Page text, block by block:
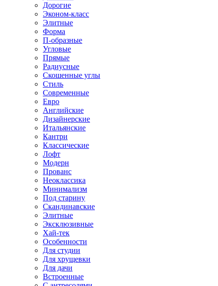
Дорогие
Эконом-класс
Элитные
Форма
П-образные
Угловые
Прямые
Радиусные
Скошенные углы
Стиль
Современные
Евро
Английские
Дизайнерские
Итальянские
Кантри
Классические
Лофт
Модерн
Прованс
Неоклассика
Минимализм
Под старину
Скандинавские
Элитные
Эксклюзивные
Хай-тек
Особенности
Для студии
Для хрущевки
Для дачи
Встроенные